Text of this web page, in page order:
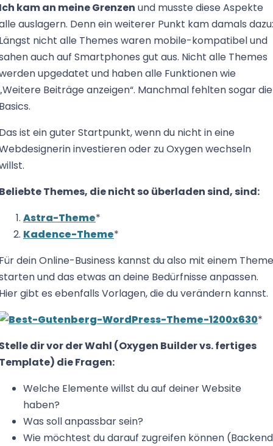
kam an meine Grenzen und musste diese Aspekte
auslagern. Denn ein weiterer Punkt kam damals dazu:
nicht alle Themes waren mobile-kompatibel und
auch auf Smartphones gut aus. Nicht alle Themes
upgedatet und haben alle Funktionen wie
Beiträge anzeigen“. Manchmal fehlten sogar die
ist ein guter Startpunkt, wenn du nicht in eine
investieren oder zu Oxygen wechseln
Themes, die nicht so überladen sind, sind:
Astra-Theme*
Kadence-Theme*
dein Online-Business kannst du also mit einem Theme
und das etwas an deine Bedürfnisse anpassen.
gibt es ebenfalls Vorlagen, die du verändern kannst.
*
dir vor der Wahl (Oxygen Builder vs. fertiges
die Fragen:
Welche Elemente willst du auf deiner Website
haben?
Was soll anpassbar sein?
Wie möchtest du darauf zugreifen können (Backend